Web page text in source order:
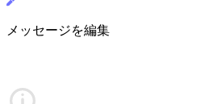
メッセージを編集